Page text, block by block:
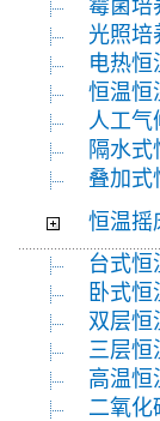
霉菌培
光照培
电热恒
恒温恒
人工气
隔水式
叠加式
恒温摇
台式恒
卧式恒
双层恒
三层恒
高温恒
二氧化